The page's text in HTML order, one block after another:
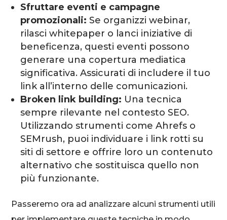
Sfruttare eventi e campagne
promozionali: Se organizzi webinar,
rilasci whitepaper o lanci iniziative di
beneficenza, questi eventi possono
generare una copertura mediatica
significativa. Assicurati di includere il tuo
link all’interno delle comunicazioni.
Broken link building: Una tecnica
sempre rilevante nel contesto SEO.
Utilizzando strumenti come Ahrefs o
SEMrush, puoi individuare i link rotti su
siti di settore e offrire loro un contenuto
alternativo che sostituisca quello non
più funzionante.
Passeremo ora ad analizzare alcuni strumenti utili